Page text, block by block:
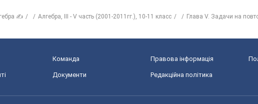
✍ Алгебра, III - V часть (2001-2011гг.), 10-11 класс Глава V. Задачи на
Команда Правова інформація
Документи Редакційна політика